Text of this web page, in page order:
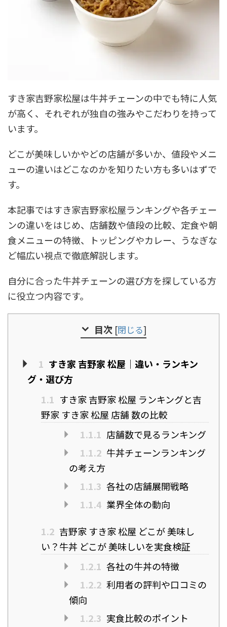
すき家吉野家松屋は牛丼チェーンの中でも特に人気
が高く、それぞれが独自の強みやこだわりを持って
います。
どこが美味しいかやどの店舗が多いか、値段やメニ
ューの違いはどこなのかを知りたい方も多いはずで
す。
本記事ではすき家吉野家松屋ランキングや各チェー
ンの違いをはじめ、店舗数や値段の比較、定食や朝
食メニューの特徴、トッピングやカレー、うなぎな
ど幅広い視点で徹底解説します。
自分に合った牛丼チェーンの選び方を探している方
に役立つ内容です。
目次 [閉じる]
1 すき家 吉野家 松屋｜違い・ランキン
グ・選び方
1.1 すき家 吉野家 松屋 ランキングと吉
野家 すき家 松屋 店舗 数の比較
1.1.1 店舗数で見るランキング
1.1.2 牛丼チェーンランキング
の考え方
1.1.3 各社の店舗展開戦略
1.1.4 業界全体の動向
1.2 吉野家 すき家 松屋 どこが 美味し
い？牛丼 どこが 美味しいを実食検証
1.2.1 各社の牛丼の特徴
1.2.2 利用者の評判や口コミの
傾向
1.2.3 実食比較のポイント